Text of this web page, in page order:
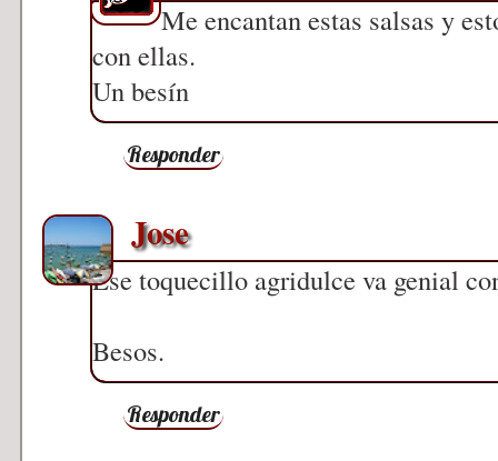
Me encantan estas salsas y
con ellas.
Un besín
Responder
Jose
Ese toquecillo agridulce va genial
Besos.
Responder